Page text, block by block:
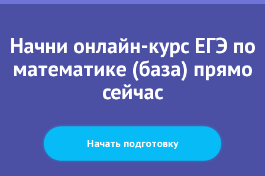
Начни онлайн-курс ЕГЭ по
математике (база) прямо
сейчас
Начать подготовку